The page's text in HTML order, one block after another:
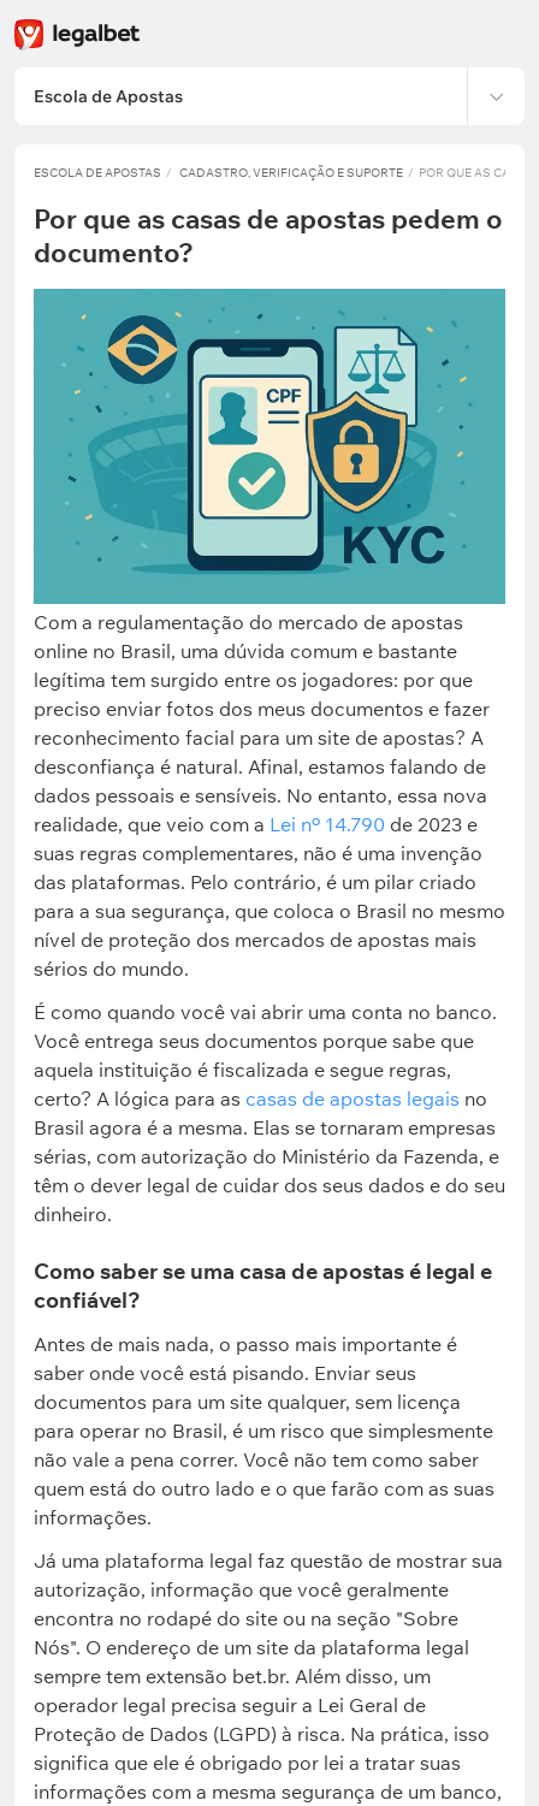
Escola de Apostas
ESCOLA DE APOSTAS CADASTRO, VERIFICAÇÃO E SUPORTE POR QUE AS
Por que as casas de apostas pedem o
documento?
Com a regulamentação do mercado de apostas
online no Brasil, uma dúvida comum e bastante
legítima tem surgido entre os jogadores: por que
preciso enviar fotos dos meus documentos e fazer
reconhecimento facial para um site de apostas? A
desconfiança é natural. Afinal, estamos falando de
dados pessoais e sensíveis. No entanto, essa nova
realidade, que veio com a Lei nº 14.790 de 2023 e
suas regras complementares, não é uma invenção
das plataformas. Pelo contrário, é um pilar criado
para a sua segurança, que coloca o Brasil no mesmo
nível de proteção dos mercados de apostas mais
sérios do mundo.
É como quando você vai abrir uma conta no banco.
Você entrega seus documentos porque sabe que
aquela instituição é fiscalizada e segue regras,
certo? A lógica para as casas de apostas legais no
Brasil agora é a mesma. Elas se tornaram empresas
sérias, com autorização do Ministério da Fazenda, e
têm o dever legal de cuidar dos seus dados e do seu
dinheiro.
Como saber se uma casa de apostas é legal e
confiável?
Antes de mais nada, o passo mais importante é
saber onde você está pisando. Enviar seus
documentos para um site qualquer, sem licença
para operar no Brasil, é um risco que simplesmente
não vale a pena correr. Você não tem como saber
quem está do outro lado e o que farão com as suas
informações.
Já uma plataforma legal faz questão de mostrar sua
autorização, informação que você geralmente
encontra no rodapé do site ou na seção "Sobre
Nós". O endereço de um site da plataforma legal
sempre tem extensão bet.br. Além disso, um
operador legal precisa seguir a Lei Geral de
Proteção de Dados (LGPD) à risca. Na prática, isso
significa que ele é obrigado por lei a tratar suas
informações com a mesma segurança de um banco,